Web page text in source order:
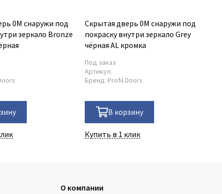
0M снаружи под
зеркало Bronze
Скрытая дверь 0M снаружи под
покраску внутри зеркало Grey
чёрная AL кромка
Под заказ
Артикул:
Бренд: Profil Doors
В корзину
Купить в 1 клик
О компании